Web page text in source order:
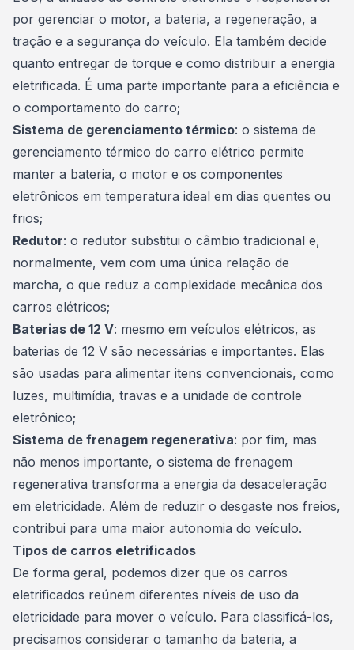
por gerenciar o motor, a bateria, a regeneração, a
tração e a segurança do veículo. Ela também decide
quanto entregar de torque e como distribuir a energia
eletrificada. É uma parte importante para a eficiência e
o comportamento do carro;
Sistema de gerenciamento térmico: o sistema de
gerenciamento térmico do carro elétrico permite
manter a bateria, o motor e os componentes
eletrônicos em temperatura ideal em dias quentes ou
frios;
Redutor: o redutor substitui o câmbio tradicional e,
normalmente, vem com uma única relação de
marcha, o que reduz a complexidade mecânica dos
carros elétricos;
Baterias de 12 V: mesmo em veículos elétricos, as
baterias de 12 V são necessárias e importantes. Elas
são usadas para alimentar itens convencionais, como
luzes, multimídia, travas e a unidade de controle
eletrônico;
Sistema de frenagem regenerativa: por fim, mas
não menos importante, o sistema de frenagem
regenerativa transforma a energia da desaceleração
em eletricidade. Além de reduzir o desgaste nos freios,
contribui para uma maior autonomia do veículo.
Tipos de carros eletrificados
De forma geral, podemos dizer que os carros
eletrificados reúnem diferentes níveis de uso da
eletricidade para mover o veículo. Para classificá-los,
precisamos considerar o tamanho da bateria, a